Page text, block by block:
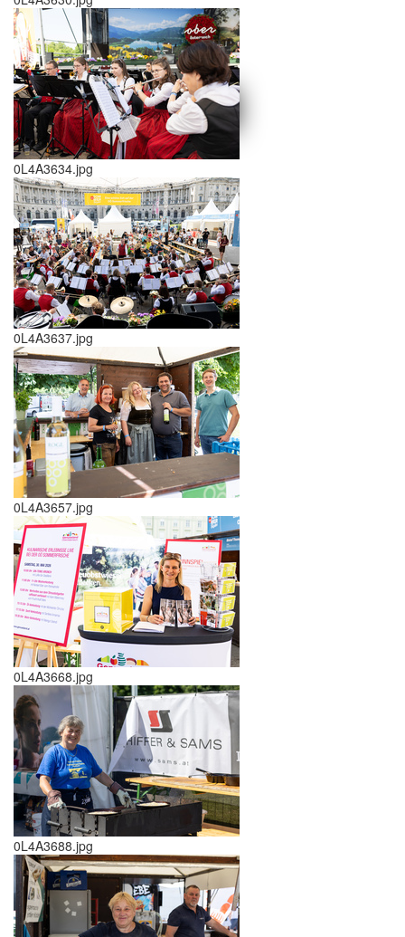
schließen X
<< >>
0L4A3634.jpg
0L4A3637.jpg
0L4A3657.jpg
0L4A3668.jpg
0L4A3688.jpg